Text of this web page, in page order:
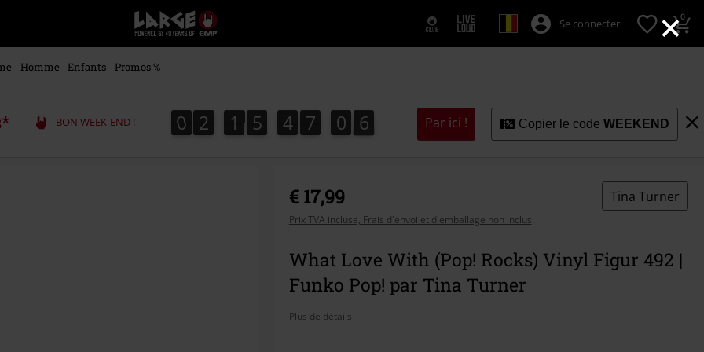
×
EMP
-
Merchandising
&
Séries
Se connecter 0
Homme Enfants Promos %
BON WEEK-END ! 0
0 2
2 1
1 5
5 4
4 7
7 0
1
0 4
5
4
6
5 Par ici ! Copier le codeWEEKEND
€ 17,99
Prix TVA incluse, Frais d'envoi et d'emballage non inclus
Tina Turner
What Love With (Pop! Rocks) Vinyl Figur 492 |
Funko Pop! par Tina Turner
Plus de détails